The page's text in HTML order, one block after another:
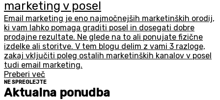
marketing v posel
Email marketing je eno najmočnejših marketinških orodij,
ki vam lahko pomaga graditi posel in dosegati dobre
prodajne rezultate. Ne glede na to ali ponujate fizične
izdelke ali storitve. V tem blogu delim z vami 3 razloge,
zakaj vključiti poleg ostalih marketinških kanalov v posel
tudi email marketing.
Preberi več
NE SPREGLEJTE
Aktualna ponudba